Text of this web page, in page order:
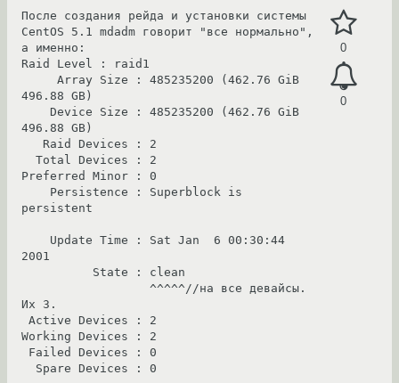
0
0
После создания рейда и установки системы
CentOS 5.1 mdadm говорит "все нормально",
а именно:
Raid Level : raid1
496.88 GB)
496.88 GB)
Preferred Minor : 0
persistent
2001
Их 3.
Working Devices : 2